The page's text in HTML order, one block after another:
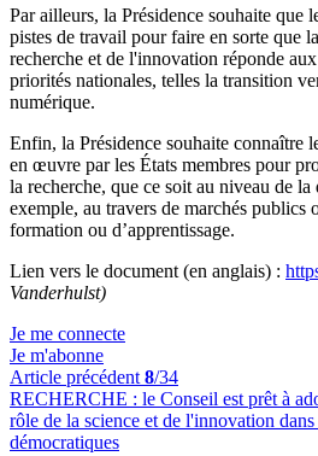
Par ailleurs, la Présidence souhaite que
pistes de travail pour faire en sorte que
recherche et de l'innovation réponde
priorités nationales, telles la transition
numérique.
Enfin, la Présidence souhaite connaître
en œuvre par les États membres pour
la recherche, que ce soit au niveau de la
exemple, au travers de marchés publics
formation ou d’apprentissage.
Lien vers le document (en anglais) :
Vanderhulst)
Je me connecte
Je m'abonne
Article précédent 8/34
RECHERCHE : le Conseil est prêt à
rôle de la science et de l'innovation dans
démocratiques